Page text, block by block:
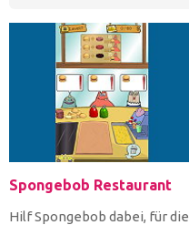
Spongebob Restaurant
Hilf Spongebob dabei, für die